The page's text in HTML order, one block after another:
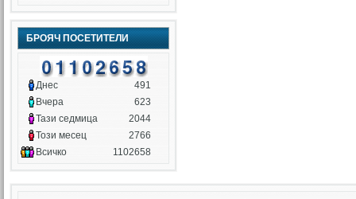
БРОЯЧ ПОСЕТИТЕЛИ
Днес
491
Вчера
623
Тази седмица
2044
Този месец
2766
Всичко
1102658